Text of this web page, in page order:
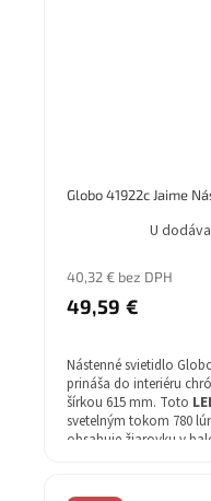
Globo 41922c Jaime
U
40,32 € bez DPH
49,59 €
Nástenné svietidlo
prináša do interiéru
šírkou 615 mm. Toto
svetelným tokom 780
obsahuje žiarovku v